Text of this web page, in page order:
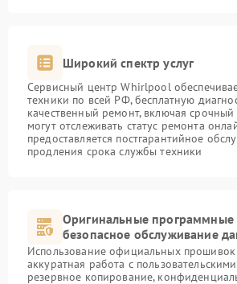
Широкий спектр услуг
Сервисный центр Whirlpool
техники по всей РФ, бесплатную
качественный ремонт, включая
могут отслеживать статус ремонта
предоставляется постгарантийное
продления срока службы техники
Оригинальные программные
безопасное обслуживание
Использование официальных
аккуратная работа с
резервное копирование,